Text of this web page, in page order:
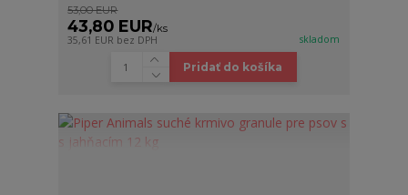
53,00 EUR
43,80 EUR/ks
35,61 EUR bez DPH skladom
Pridať do košíka